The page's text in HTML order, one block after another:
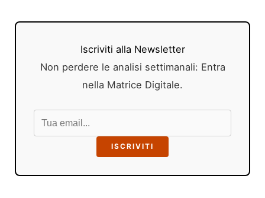
Iscriviti alla Newsletter
Non perdere le analisi settimanali: Entra
nella Matrice Digitale.
ISCRIVITI